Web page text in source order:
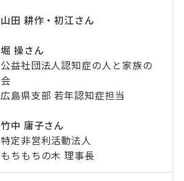
山田 耕作・初江さん
堀 操さん
公益社団法人認知症の人と家族の
会
広島県支部 若年認知症担当
竹中 庸子さん
特定非営利活動法人
もちもちの木 理事長